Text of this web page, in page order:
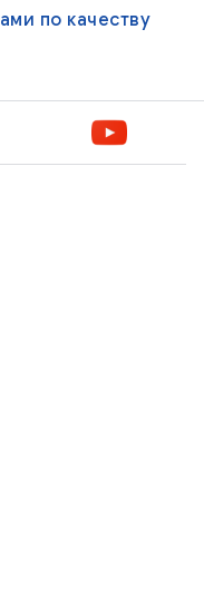
по качеству